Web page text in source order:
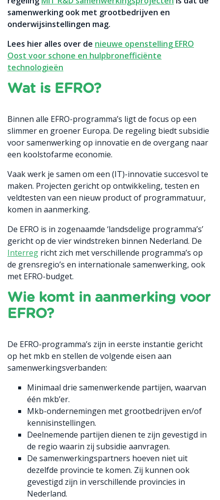
samenwerking ook met grootbedrijven en
onderwijsinstellingen mag.
Lees hier alles over de nieuwe openstelling EFRO
Oost voor schone en hulpbronefficiënte
technologieën
Wat is EFRO?
Binnen alle EFRO-programma’s ligt de focus op een
slimmer en groener Europa. De regeling biedt subsidie
voor samenwerking op innovatie en de overgang naar
een koolstofarme economie.
Vaak werk je samen om een (IT)-innovatie succesvol te
maken. Projecten gericht op ontwikkeling, testen en
veldtesten van een nieuw product of programmatuur,
komen in aanmerking.
De EFRO is in zogenaamde ‘landsdelige programma’s’
gericht op de vier windstreken binnen Nederland. De
Interreg richt zich met verschillende programma’s op
de grensregio’s en internationale samenwerking, ook
met EFRO-budget.
Wie komt in aanmerking voor
EFRO?
De EFRO-programma’s zijn in eerste instantie gericht
op het mkb en stellen de volgende eisen aan
samenwerkingsverbanden:
Minimaal drie samenwerkende partijen, waarvan
één mkb’er.
Mkb-ondernemingen met grootbedrijven en/of
kennisinstellingen.
Deelnemende partijen dienen te zijn gevestigd in
de regio waarin zij subsidie aanvragen.
De samenwerkingspartners hoeven niet uit
dezelfde provincie te komen. Zij kunnen ook
gevestigd zijn in verschillende provincies in
Nederland.